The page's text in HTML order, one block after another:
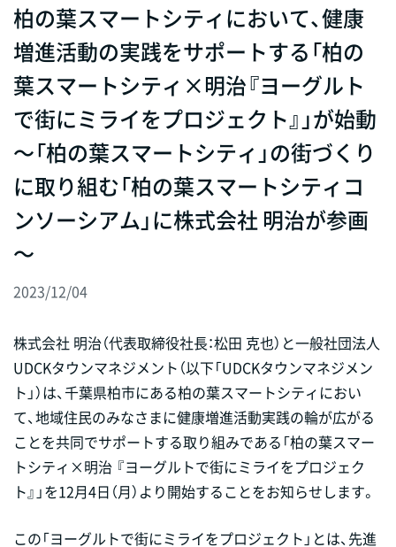
柏の葉スマートシティにおいて、健康
増進活動の実践をサポートする「柏の
葉スマートシティ×明治『ヨーグルト
で街にミライをプロジェクト』」が始動
～「柏の葉スマートシティ」の街づくり
に取り組む「柏の葉スマートシティコ
ンソーシアム」に株式会社 明治が参画
～
2023/12/04
株式会社 明治（代表取締役社長：松田 克也）と一般社団法人
UDCKタウンマネジメント（以下「UDCKタウンマネジメン
ト」）は、千葉県柏市にある柏の葉スマートシティにおい
て、地域住民のみなさまに健康増進活動実践の輪が広がる
ことを共同でサポートする取り組みである「柏の葉スマー
トシティ×明治 『ヨーグルトで街にミライをプロジェク
ト』」を12月4日（月）より開始することをお知らせします。
この「ヨーグルトで街にミライをプロジェクト」とは、先進